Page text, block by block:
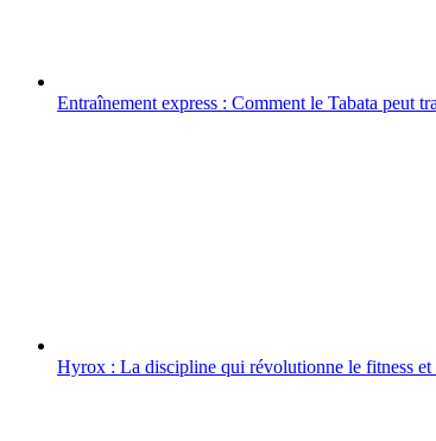
Entraînement express : Comment le Tabata peut
Hyrox : La discipline qui révolutionne le fitness et